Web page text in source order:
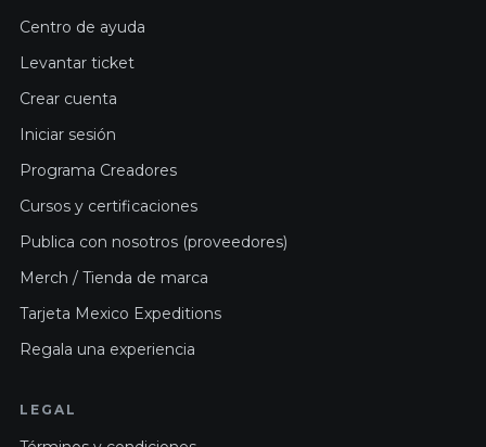
Centro de ayuda
Levantar ticket
Crear cuenta
Iniciar sesión
Programa Creadores
Cursos y certificaciones
Publica con nosotros (proveedores)
Merch / Tienda de marca
Tarjeta Mexico Expeditions
Regala una experiencia
LEGAL